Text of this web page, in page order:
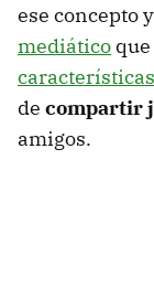
ese concepto y
mediático
de compartir
amigos.